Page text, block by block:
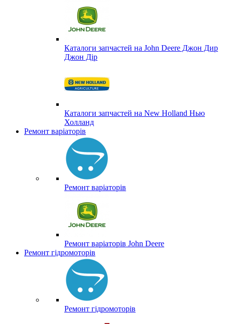
Каталоги запчастей на John Deere Джон Дир
Джон Дір
Каталоги запчастей на New Holland Нью
Холланд
Ремонт варіаторів
Ремонт варіаторів
Ремонт варіаторів John Deere
Ремонт гідромоторів
Ремонт гідромоторів